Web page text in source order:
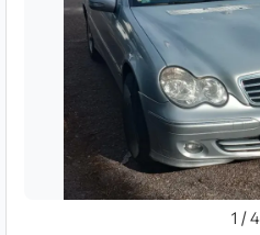
1 / 4